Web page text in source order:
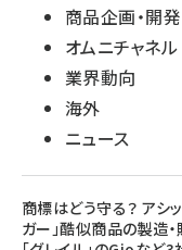
商品企画・開発
オムニチャネル
業界動向
海外
ニュース
商標はどう守る？ アシ
ガー」酷似商品の製造